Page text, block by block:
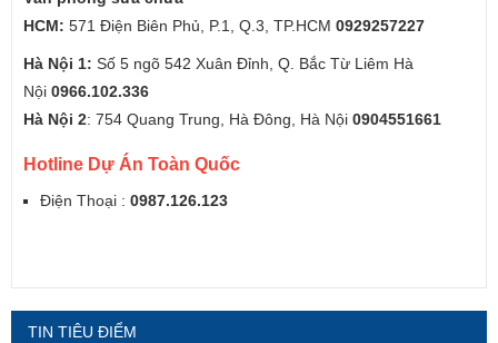
HCM: 571 Điện Biên Phủ, P.1, Q.3, TP.HCM 0929257227
Hà Nội 1: Số 5 ngõ 542 Xuân Đỉnh, Q. Bắc Từ Liêm Hà
Nội 0966.102.336
Hà Nội 2: 754 Quang Trung, Hà Đông, Hà Nội 0904551661
Hotline Dự Án Toàn Quốc
Điện Thoại : 0987.126.123
TIN TIÊU ĐIỂM